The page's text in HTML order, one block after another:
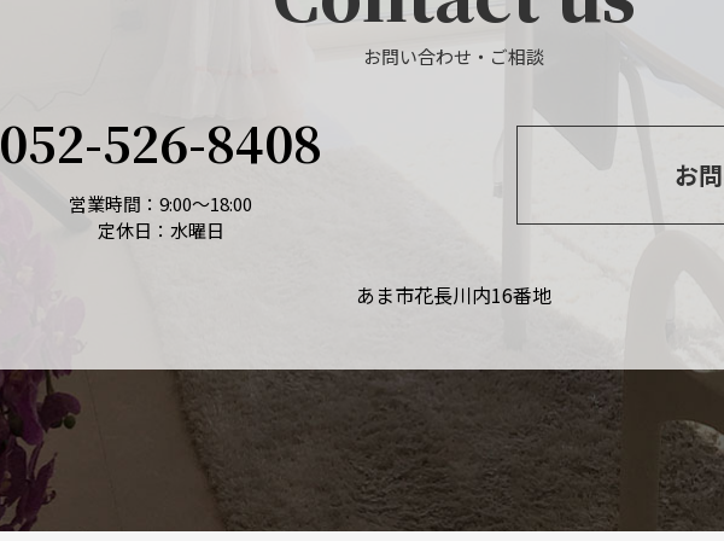
お問い合わせ・ご相談
052-526-8408
営業時間：9:00～18:00
定休日：水曜日
お
あま市花長川内16番地